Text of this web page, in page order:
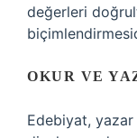
değerleri
OKUR VE
Edebiyat,